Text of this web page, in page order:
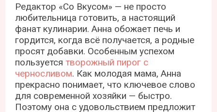
Редактор «Со Вкусом» — не просто
любительница готовить, а настоящий
фанат кулинарии. Анна обожает печь и
гордится, когда всё получается, а родные
просят добавки. Особенным успехом
пользуетсятворожный пирог с
черносливом. Как молодая мама, Анна
прекрасно понимает, что ключевое слово
для современной хозяйки — быстро.
Поэтому она с удовольствием предложит